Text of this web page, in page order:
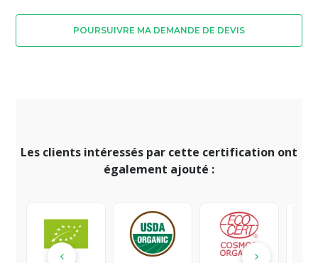
POURSUIVRE MA DEMANDE DE DEVIS
Les clients intéressés par cette certification ont
également ajouté :